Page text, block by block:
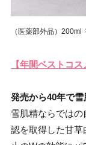
（医薬部外品）
【年間ベストコ
発売から40年で
雪肌精ならでは
認を取得した甘